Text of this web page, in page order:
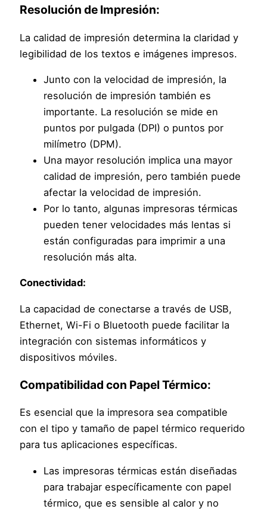
Resolución de Impresión:
La calidad de impresión determina la claridad y
legibilidad de los textos e imágenes impresos.
Junto con la velocidad de impresión, la
resolución de impresión también es
importante. La resolución se mide en
puntos por pulgada (DPI) o puntos por
milímetro (DPM).
Una mayor resolución implica una mayor
calidad de impresión, pero también puede
afectar la velocidad de impresión.
Por lo tanto, algunas impresoras térmicas
pueden tener velocidades más lentas si
están configuradas para imprimir a una
resolución más alta.
Conectividad:
La capacidad de conectarse a través de USB,
Ethernet, Wi-Fi o Bluetooth puede facilitar la
integración con sistemas informáticos y
dispositivos móviles.
Compatibilidad con Papel Térmico:
Es esencial que la impresora sea compatible
con el tipo y tamaño de papel térmico requerido
para tus aplicaciones específicas.
Las impresoras térmicas están diseñadas
para trabajar específicamente con papel
térmico, que es sensible al calor y no